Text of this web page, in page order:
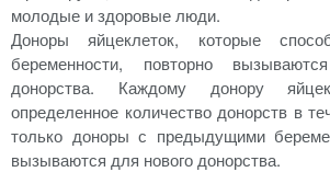
молодые и здоровые люди.
Доноры яйцеклеток, которые
беременности, повторно
донорства. Каждому донору
определенное количество донорств в
только доноры с предыдущими
вызываются для нового донорства.